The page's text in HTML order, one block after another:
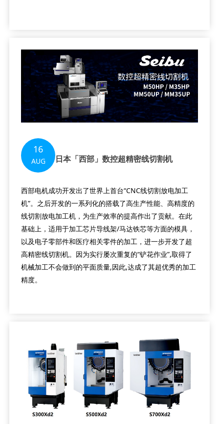
16
AUG 日本「西部」数控超精密线切割机
西部电机成功开发出了世界上首台“CNC线切割放电加工
机”。之后开发的一系列化的搭载了高生产性能、高精度的
线切割放电加工机，为生产效率的提高作出了贡献。在此
基础上，适用于加工芯片导线架/马达铁芯等方面的模具，
以及电子零部件和医疗相关零件的加工，进一步开发了超
高精密线切割机。因为实行屡次重复的“铲花作业”,取得了
机械加工不会做到的平面质量,因此,达成了其超优秀的加工
精度。